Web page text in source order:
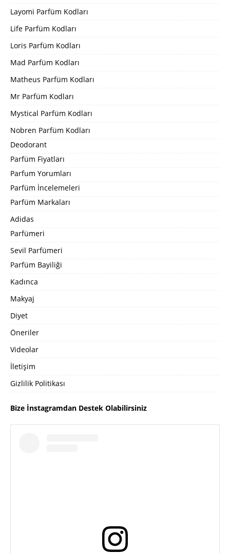
Layomi Parfüm Kodları
Life Parfüm Kodları
Loris Parfüm Kodları
Mad Parfüm Kodları
Matheus Parfüm Kodları
Mr Parfüm Kodları
Mystical Parfüm Kodları
Nobren Parfüm Kodları
Deodorant
Parfüm Fiyatları
Parfum Yorumları
Parfüm İncelemeleri
Parfüm Markaları
Adidas
Parfümeri
Sevil Parfümeri
Parfüm Bayiliği
Kadınca
Makyaj
Diyet
Öneriler
Videolar
İletişim
Gizlilik Politikası
Bize İnstagramdan Destek Olabilirsiniz